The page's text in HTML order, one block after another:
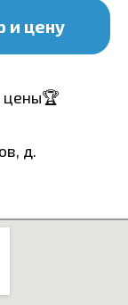
и цену
цены🏆
д.